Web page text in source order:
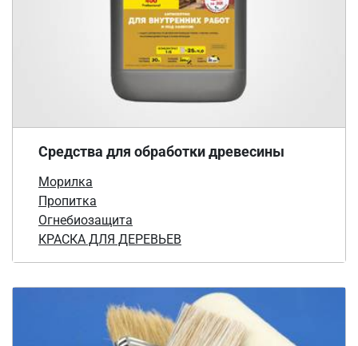
Средства для обработки древесины
Морилка
Пропитка
Огнебиозащита
КРАСКА ДЛЯ ДЕРЕВЬЕВ